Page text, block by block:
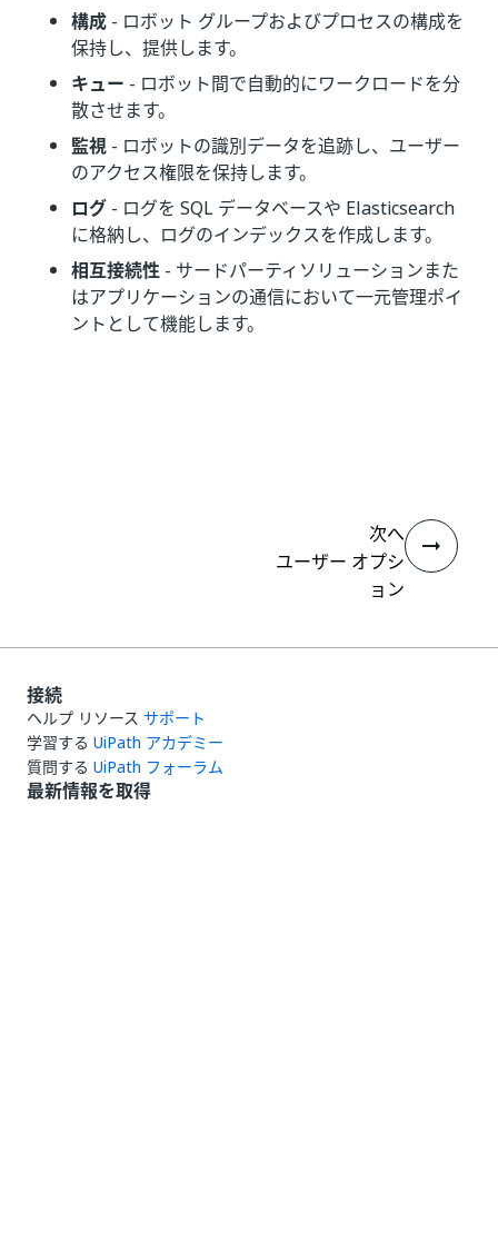
構成 - ロボット グループおよびプロセスの構成を
保持し、提供します。
キュー - ロボット間で自動的にワークロードを分
散させます。
監視 - ロボットの識別データを追跡し、ユーザー
のアクセス権限を保持します。
ログ - ログを SQL データベースや Elasticsearch
に格納し、ログのインデックスを作成します。
相互接続性 - サードパーティソリューションまた
はアプリケーションの通信において一元管理ポイ
ントとして機能します。
次へ
ユーザー オプシ
ョン
接続
ヘルプ リソース サポート
学習する UiPath アカデミー
質問する UiPath フォーラム
最新情報を取得